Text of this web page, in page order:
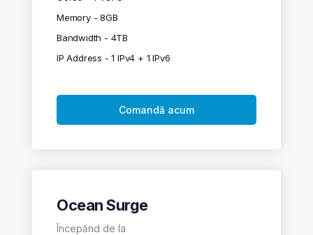
Memory - 8GB
Bandwidth - 4TB
IP Address - 1 IPv4 + 1 IPv6
Comandă acum
Ocean Surge
Începănd de la